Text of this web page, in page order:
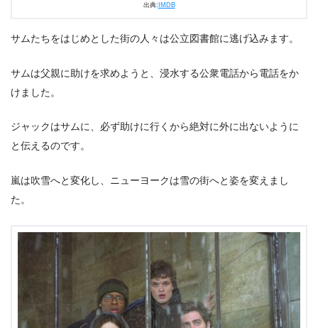
出典: IMDB
サムたちをはじめとした街の人々は公立図書館に逃げ込みます。
サムは父親に助けを求めようと、浸水する公衆電話から電話をか
けました。
ジャックはサムに、必ず助けに行くから絶対に外に出ないように
と伝えるのです。
嵐は吹雪へと変化し、ニューヨークは雪の街へと姿を変えまし
た。